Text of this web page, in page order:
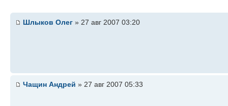
Шлыков Олег » 27 авг 2007 03:20
Чащин Андрей » 27 авг 2007 05:33